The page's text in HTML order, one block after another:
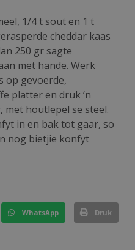
1/4 t sout en 1 t
cheddar kaas
250 gr sagte
met hande. Werk
op gevoerde,
platter en druk ‘n
met houtlepel se steel.
in en bak tot gaar, so
nog bietjie konfyt
WhatsApp Druk